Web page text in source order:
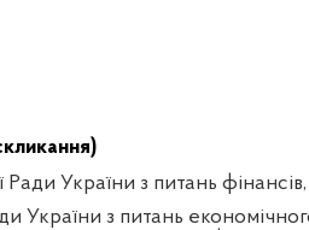
України з питань
України з питань